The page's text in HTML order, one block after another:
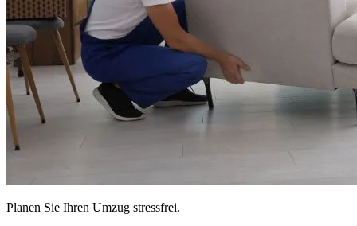
Planen Sie Ihren Umzug stressfrei.